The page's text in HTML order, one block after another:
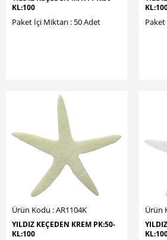
KL:100
Paket İçi Miktarı : 50 Adet Paket
Ürün Kodu : AR1104K
YILDIZ KEÇEDEN KREM PK:50-
KL:100
Ürün